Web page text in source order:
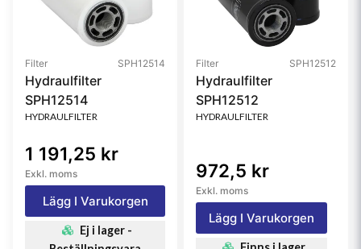
Filter SPH12514
Hydraulfilter
SPH12514
HYDRAULFILTER
1 191,25 kr
Exkl. moms
Lägg I Varukorgen
Ej i lager -
Filter SPH12512
Hydraulfilter
SPH12512
HYDRAULFILTER
972,5 kr
Exkl. moms
Lägg I Varukorgen